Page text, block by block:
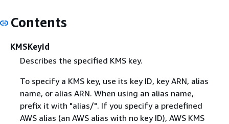
Contents
KMSKeyId
Describes the specified KMS key.
To specify a KMS key, use its key ID, key ARN, alias
name, or alias ARN. When using an alias name,
prefix it with "alias/". If you specify a predefined
AWS alias (an AWS alias with no key ID), AWS KMS